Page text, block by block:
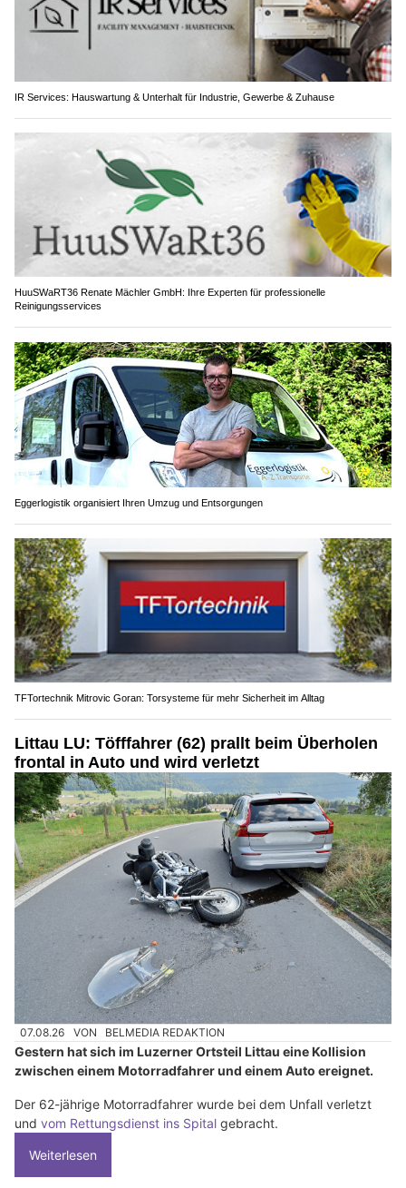
IR Services: Hauswartung & Unterhalt für Industrie, Gewerbe & Zuhause
HuuSWaRT36 Renate Mächler GmbH: Ihre Experten für professionelle
Reinigungsservices
Eggerlogistik organisiert Ihren Umzug und Entsorgungen
TFTortechnik Mitrovic Goran: Torsysteme für mehr Sicherheit im Alltag
Littau LU: Töfffahrer (62) prallt beim Überholen
frontal in Auto und wird verletzt
07.08.26 VON BELMEDIA REDAKTION
Gestern hat sich im Luzerner Ortsteil Littau eine Kollision
zwischen einem Motorradfahrer und einem Auto ereignet.
Der 62-jährige Motorradfahrer wurde bei dem Unfall verletzt
und vom Rettungsdienst ins Spital gebracht.
Weiterlesen